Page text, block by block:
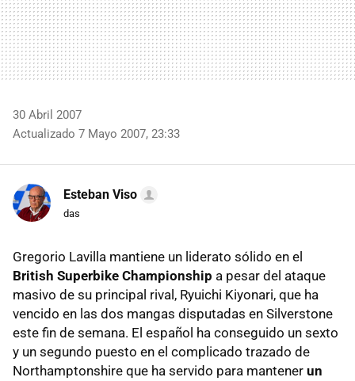
30 Abril 2007
Actualizado 7 Mayo 2007, 23:33
Esteban Viso
das
Gregorio Lavilla mantiene un liderato sólido en el
British Superbike Championship a pesar del ataque
masivo de su principal rival, Ryuichi Kiyonari, que ha
vencido en las dos mangas disputadas en Silverstone
este fin de semana. El español ha conseguido un sexto
y un segundo puesto en el complicado trazado de
Northamptonshire que ha servido para mantener un